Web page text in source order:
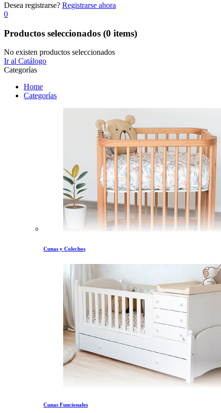
Desea registrarse? Registrarse ahora
0
Productos seleccionados (0 items)
No existen productos seleccionados
Ir al Catálogo
Categorías
Home
Categorías
Cunas y Colechos
Cunas Funcionales